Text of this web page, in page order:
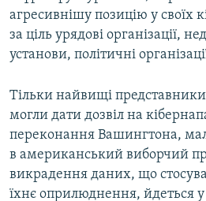
агресивнішу позицію у своїх
за ціль урядові організації,
установи, політичні
Тільки найвищі представники
могли дати дозвіл на
переконання Вашингтона,
в американський виборчий
викрадення даних, що
їхнє оприлюднення, йдеться у